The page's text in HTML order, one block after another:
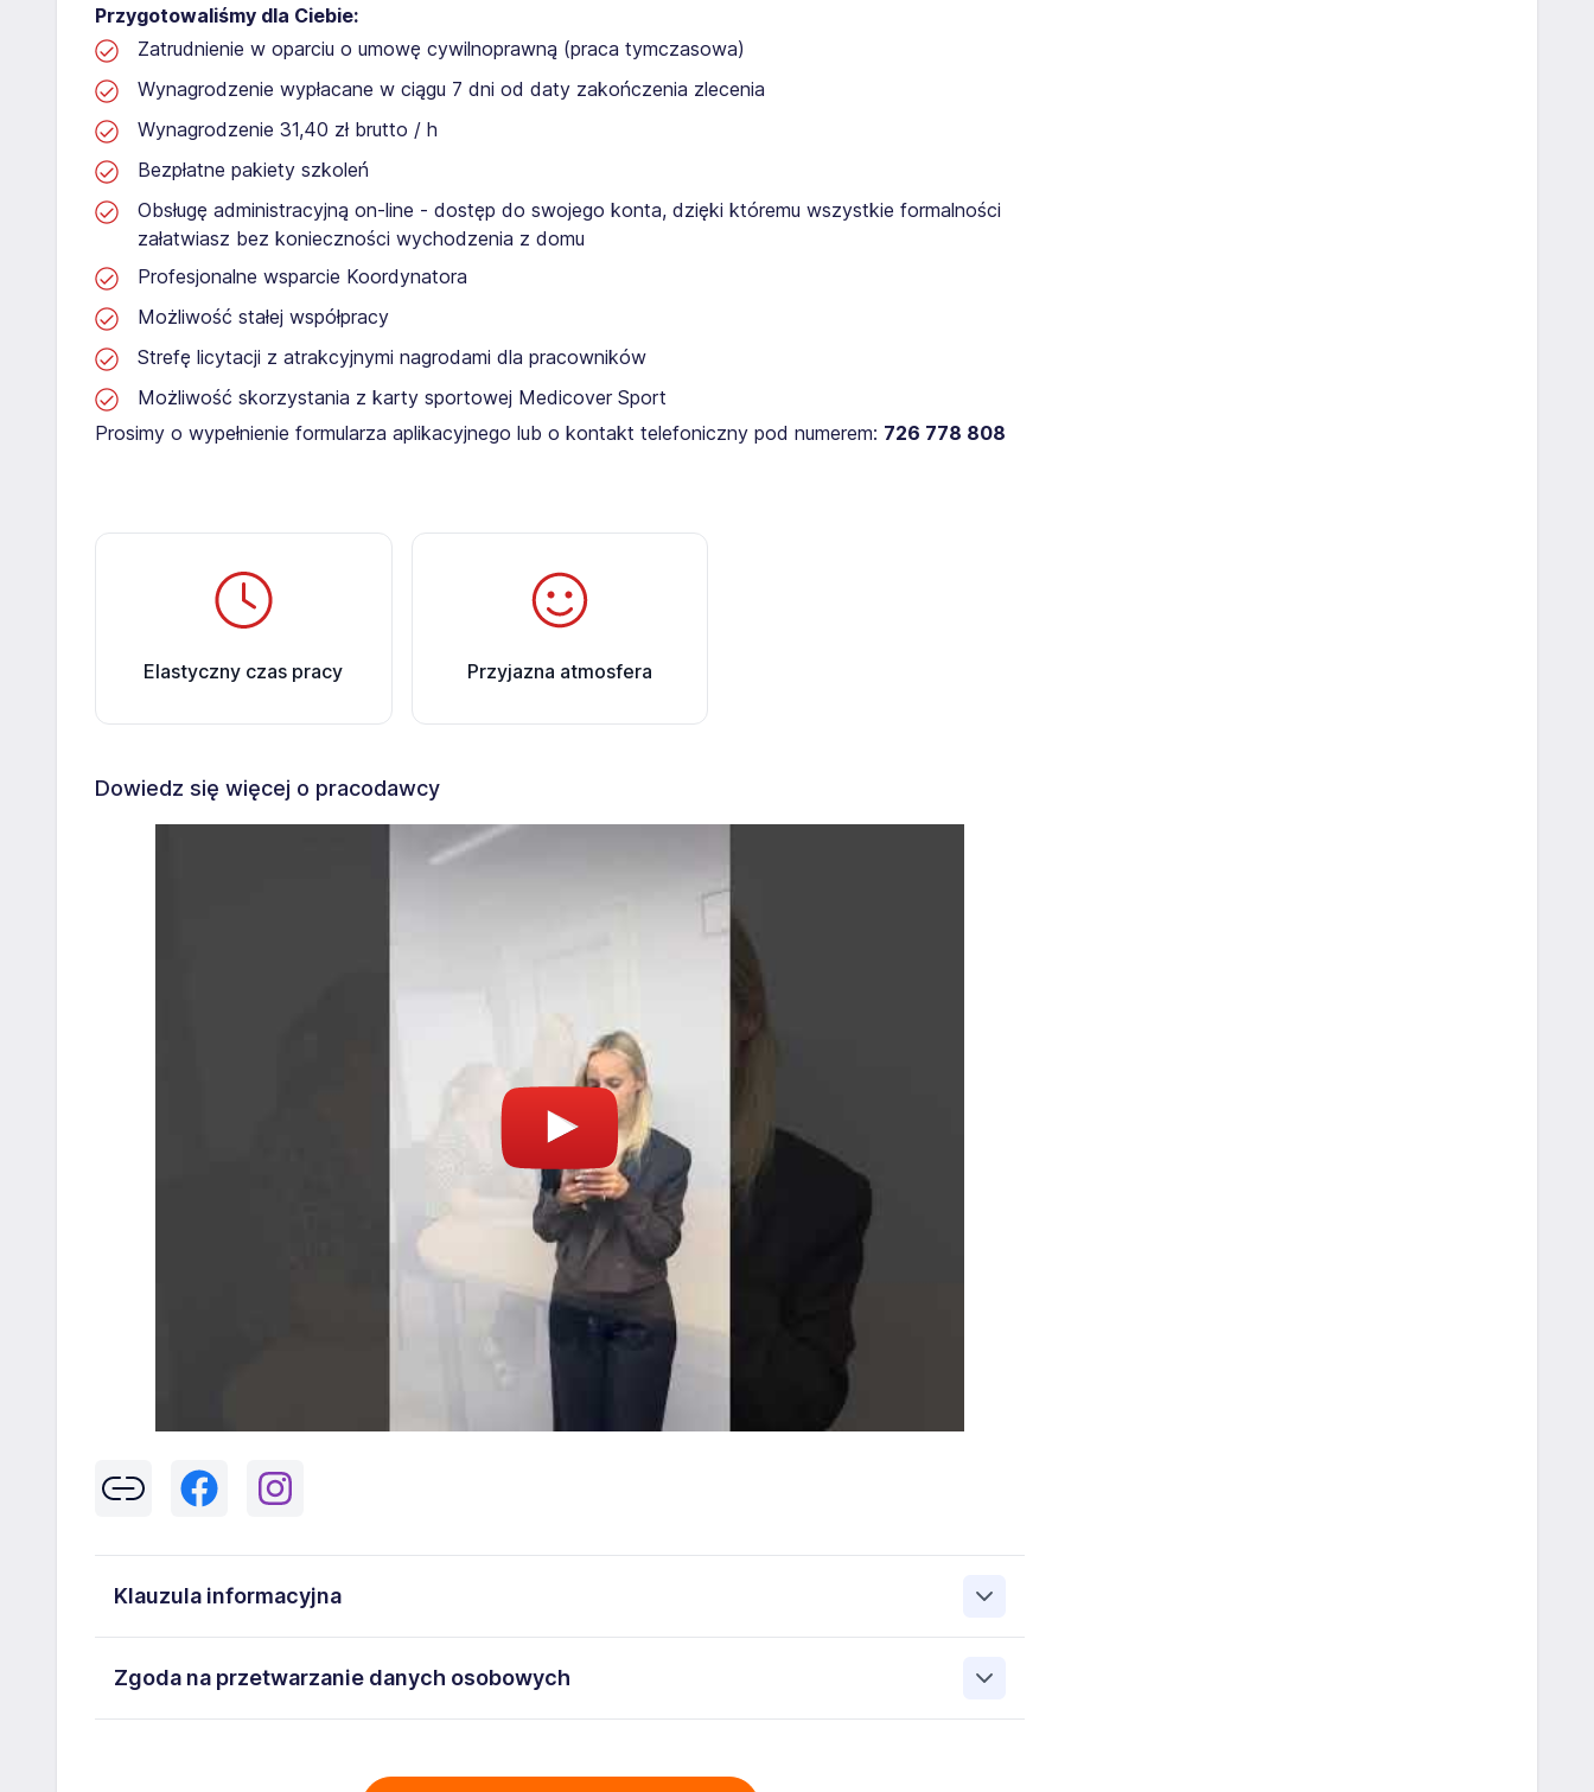
Przygotowaliśmy dla Ciebie:
Zatrudnienie w oparciu o umowę cywilnoprawną (praca tymczasowa)
Wynagrodzenie wypłacane w ciągu 7 dni od daty zakończenia zlecenia
Wynagrodzenie 31,40 zł brutto / h
Bezpłatne pakiety szkoleń
Obsługę administracyjną on-line - dostęp do swojego konta, dzięki któremu wszystkie formalności
załatwiasz bez konieczności wychodzenia z domu
Profesjonalne wsparcie Koordynatora
Możliwość stałej współpracy
Strefę licytacji z atrakcyjnymi nagrodami dla pracowników
Możliwość skorzystania z karty sportowej Medicover Sport
Prosimy o wypełnienie formularza aplikacyjnego lub o kontakt telefoniczny pod numerem: 726 778 808
Elastyczny czas pracy Przyjazna atmosfera
Dowiedz się więcej o pracodawcy
Klauzula informacyjna
43-300 Bielsko-Biała danych osobowych zawartych w zgłoszeniu rekrutacyjnym w celu prowadzenia rekrutacji
Zgoda na przetwarzanie danych osobowych
43-300 Bielsko-Biała ul. 11 Listopada 60-62 , NIP: 5471988634 zawartych w załączonych dokumentach